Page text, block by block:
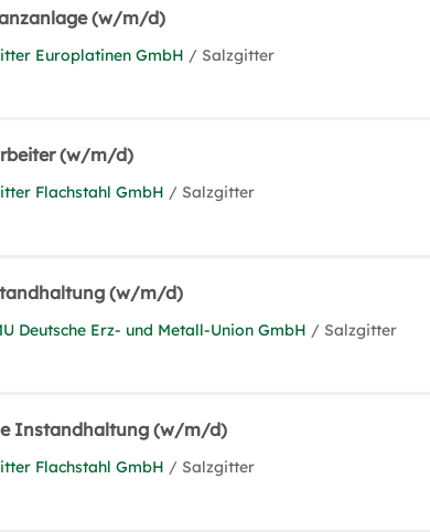
(w/m/d)
Europlatinen GmbH / Salzgitter
(w/m/d)
Flachstahl GmbH / Salzgitter
(w/m/d)
Deutsche Erz- und Metall-Union GmbH / Salzgitter
Instandhaltung (w/m/d)
Flachstahl GmbH / Salzgitter